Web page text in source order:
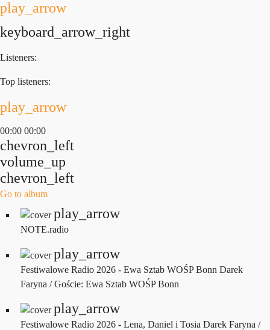
play_arrow
keyboard_arrow_right
Listeners:
Top listeners:
play_arrow
00:00 00:00
chevron_left
volume_up
chevron_left
Go to album
play_arrow
NOTE.radio
play_arrow
Festiwalowe Radio 2026 - Ewa Sztab WOŚP Bonn Darek
Faryna / Goście: Ewa Sztab WOŚP Bonn
play_arrow
Festiwalowe Radio 2026 - Lena, Daniel i Tosia Darek Faryna /